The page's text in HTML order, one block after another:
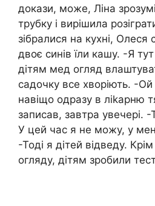
докази, може, Ліна
трубку і вирішила
зібралися на кухні, Олеся
двоє синів їли кашу. -Я
дітям мeд огляд
садочку все хворіють. -
навіщо одразу в лikapню
записав, завтра увечері.
У цей час я не можу, у
-Тоді я дітей відведу.
огляду, дітям зробили